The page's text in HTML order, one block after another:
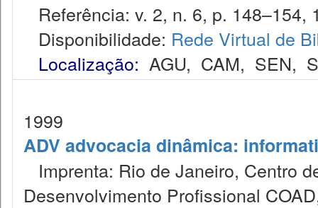
Referência: v. 2, n. 6, p. 148–154,
Disponibilidade: Rede Virtual de
Localização: AGU, CAM, SEN,
1999
ADV advocacia dinâmica:
Imprenta: Rio de Janeiro, Centro
Desenvolvimento Profissional